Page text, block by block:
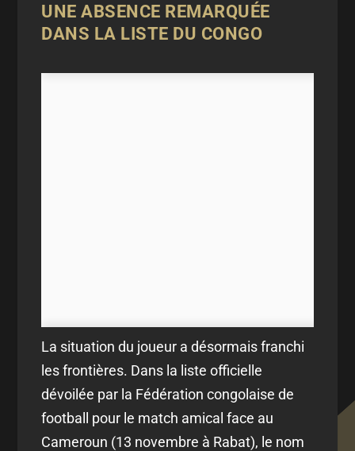
UNE ABSENCE REMARQUÉE
DANS LA LISTE DU CONGO
La situation du joueur a désormais franchi
les frontières. Dans la liste officielle
dévoilée par la Fédération congolaise de
football pour le match amical face au
Cameroun (13 novembre à Rabat), le nom